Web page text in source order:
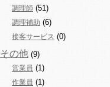
調理師 (51)
調理補助 (6)
接客サービス (0)
その他 (9)
営業員 (1)
作業員 (1)